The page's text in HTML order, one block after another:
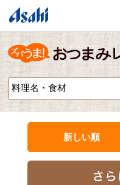
新しい順